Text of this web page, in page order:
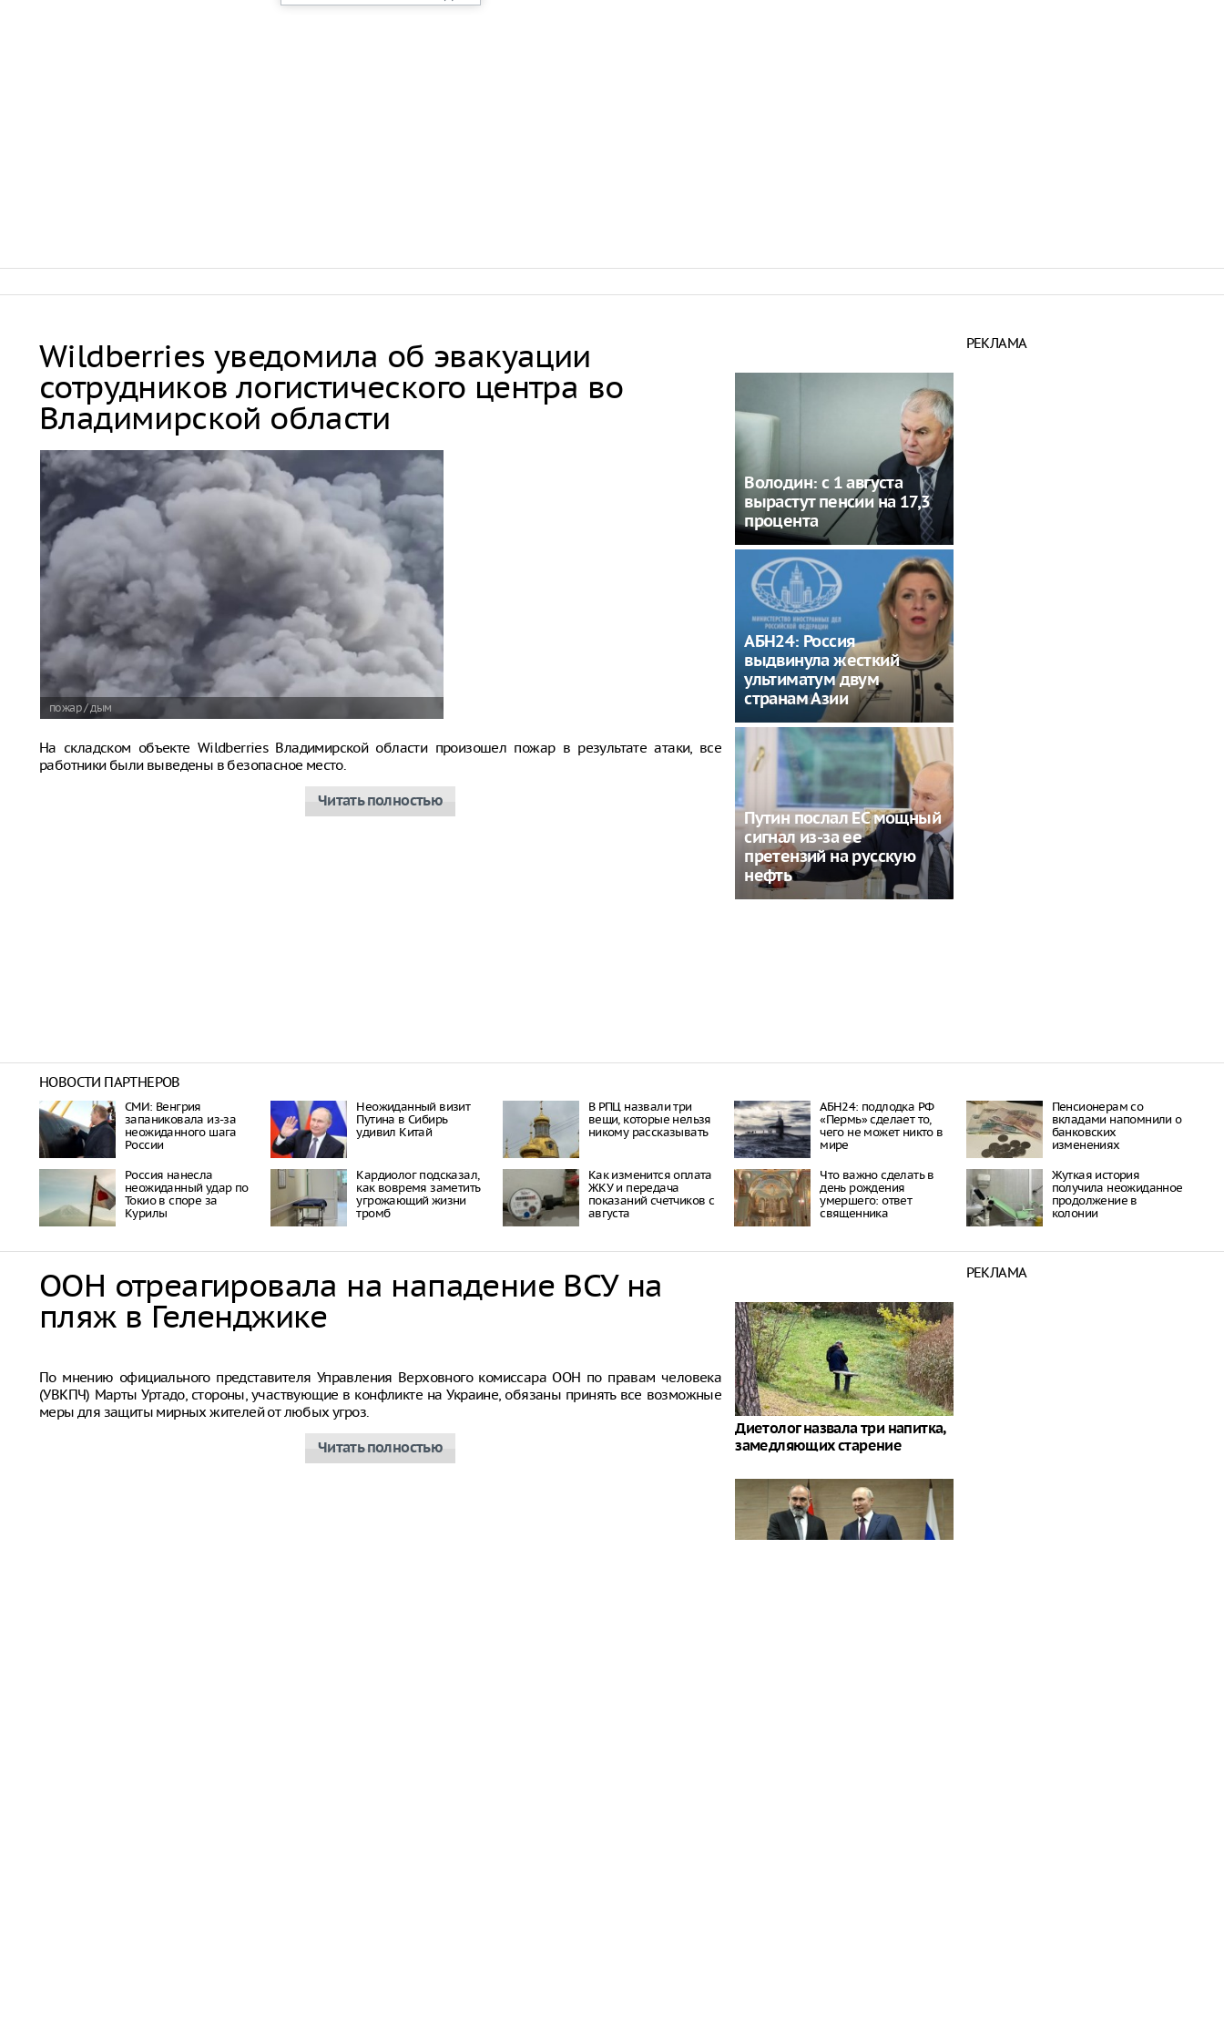
Wildberries уведомила об эвакуации
сотрудников логистического центра во
Владимирской области
пожар / дым
На складском объекте Wildberries Владимирской области произошел пожар в результате атаки, все
работники были выведены в безопасное место.
Читать полностью
Володин: с 1 августа
вырастут пенсии на 17,3
процента
АБН24: Россия
выдвинула жесткий
ультиматум двум
странам Азии
Путин послал ЕС мощный
сигнал из-за ее
претензий на русскую
нефть
РЕКЛАМА
НОВОСТИ ПАРТНЕРОВ
СМИ: Венгрия
запаниковала из-за
неожиданного шага
России
Неожиданный визит
Путина в Сибирь
удивил Китай
В РПЦ назвали три
вещи, которые нельзя
никому рассказывать
АБН24: подлодка РФ
«Пермь» сделает то,
чего не может никто в
мире
Пенсионерам со
вкладами напомнили о
банковских
изменениях
Россия нанесла
неожиданный удар по
Токио в споре за
Курилы
Кардиолог подсказал,
как вовремя заметить
угрожающий жизни
тромб
Как изменится оплата
ЖКУ и передача
показаний счетчиков с
августа
Что важно сделать в
день рождения
умершего: ответ
священника
Жуткая история
получила неожиданное
продолжение в
колонии
ООН отреагировала на нападение ВСУ на
пляж в Геленджике
По мнению официального представителя Управления Верховного комиссара ООН по правам человека
(УВКПЧ) Марты Уртадо, стороны, участвующие в конфликте на Украине, обязаны принять все возможные
меры для защиты мирных жителей от любых угроз.
Читать полностью
Диетолог назвала три напитка,
замедляющих старение
РЕКЛАМА